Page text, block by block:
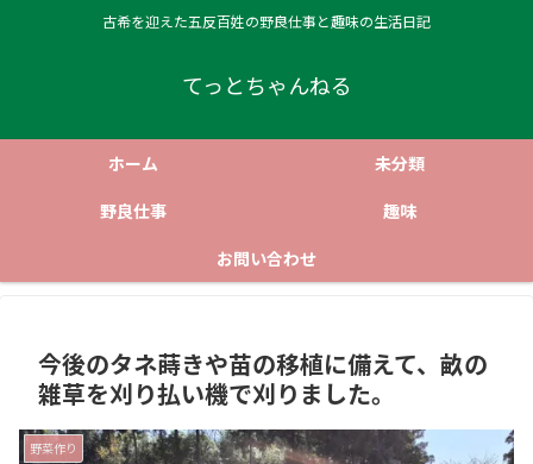
古希を迎えた五反百姓の野良仕事と趣味の生活日記
てっとちゃんねる
ホーム
未分類
野良仕事
趣味
お問い合わせ
今後のタネ蒔きや苗の移植に備えて、畝の
雑草を刈り払い機で刈りました。
野菜作り